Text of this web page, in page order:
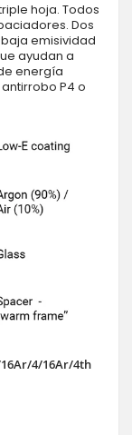
hoja. Todos
Dos
emisividad
ayudan a
energía
P4 o
4/16Ar/4th